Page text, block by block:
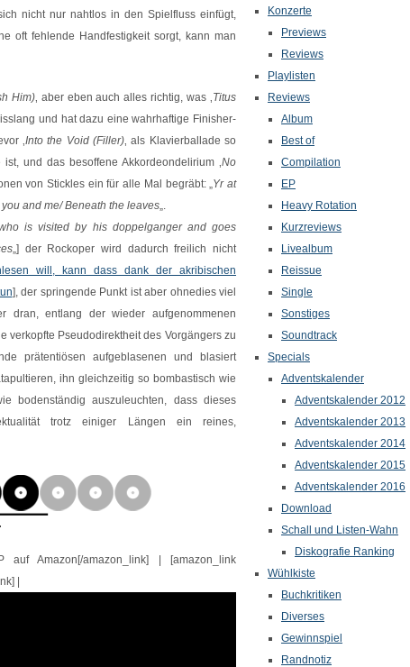
nicht nur nahtlos in den Spielfluss einfügt,
oft fehlende Handfestigkeit sorgt, kann man
Him)‚ aber eben auch alles richtig, was ‚Titus
und hat dazu eine wahrhaftige Finisher-
‚Into the Void (Filler)‚ als Klavierballade so
und das besoffene Akkordeondelirium ‚No
von Stickles ein für alle Mal begräbt: „Yr at
and me/ Beneath the leaves„.
is visited by his doppelganger and goes
„] der Rockoper wird dadurch freilich nicht
will, kann dass dank der akribischen
], der springende Punkt ist aber ohnedies viel
entlang der wieder aufgenommenen
verkopfte Pseudodirektheit des Vorgängers zu
prätentiösen aufgeblasenen und blasiert
ihn gleichzeitig so bombastisch wie
bodenständig auszuleuchten, dass dieses
trotz einiger Längen ein reines,
auf Amazon[/amazon_link] | [amazon_link
|
Konzerte
Previews
Reviews
Playlisten
Reviews
Album
Best of
Compilation
EP
Heavy Rotation
Kurzreviews
Livealbum
Reissue
Single
Sonstiges
Soundtrack
Specials
Adventskalender
Adventskalender 2012
Adventskalender 2013
Adventskalender 2014
Adventskalender 2015
Adventskalender 2016
Download
Schall und Listen-Wahn
Diskografie Ranking
Wühlkiste
Buchkritiken
Diverses
Gewinnspiel
Randnotiz